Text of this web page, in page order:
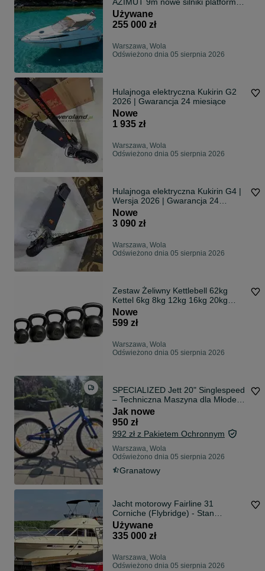
AZIMUT 9m nowe silniki platforma
TEAK nie Bavaria Regal Crownline
Maxum Sea Ray Doral Chaparral
Rinker Cranchi Kabinówka
Używane
255 000 zł
Warszawa, Wola
Odświeżono dnia 05 sierpnia 2026
Hulajnoga elektryczna Kukirin G2
2026 | Gwarancja 24 miesiące
Nowe
1 935 zł
Warszawa, Wola
Odświeżono dnia 05 sierpnia 2026
Hulajnoga elektryczna Kukirin G4 |
Wersja 2026 | Gwarancja 24
miesiące | RATY 0%
Nowe
3 090 zł
Warszawa, Wola
Odświeżono dnia 05 sierpnia 2026
Zestaw Żeliwny Kettlebell 62kg
Kettel 6kg 8kg 12kg 16kg 20kg
Kula Ketel Odważnik Kulowy
Obciążenie Żeliwne Żeliwo
Nowe
599 zł
Warszawa, Wola
Odświeżono dnia 05 sierpnia 2026
SPECIALIZED Jett 20" Singlespeed
– Techniczna Maszyna dla Młodego
Kolarza!
Jak nowe
950 zł
992 zł z Pakietem Ochronnym
Warszawa, Wola
Odświeżono dnia 05 sierpnia 2026
Granatowy
Jacht motorowy Fairline 31
Corniche (Flybridge) - Stan
KOLEKCJONERSKI
Używane
335 000 zł
Warszawa, Wola
Odświeżono dnia 05 sierpnia 2026